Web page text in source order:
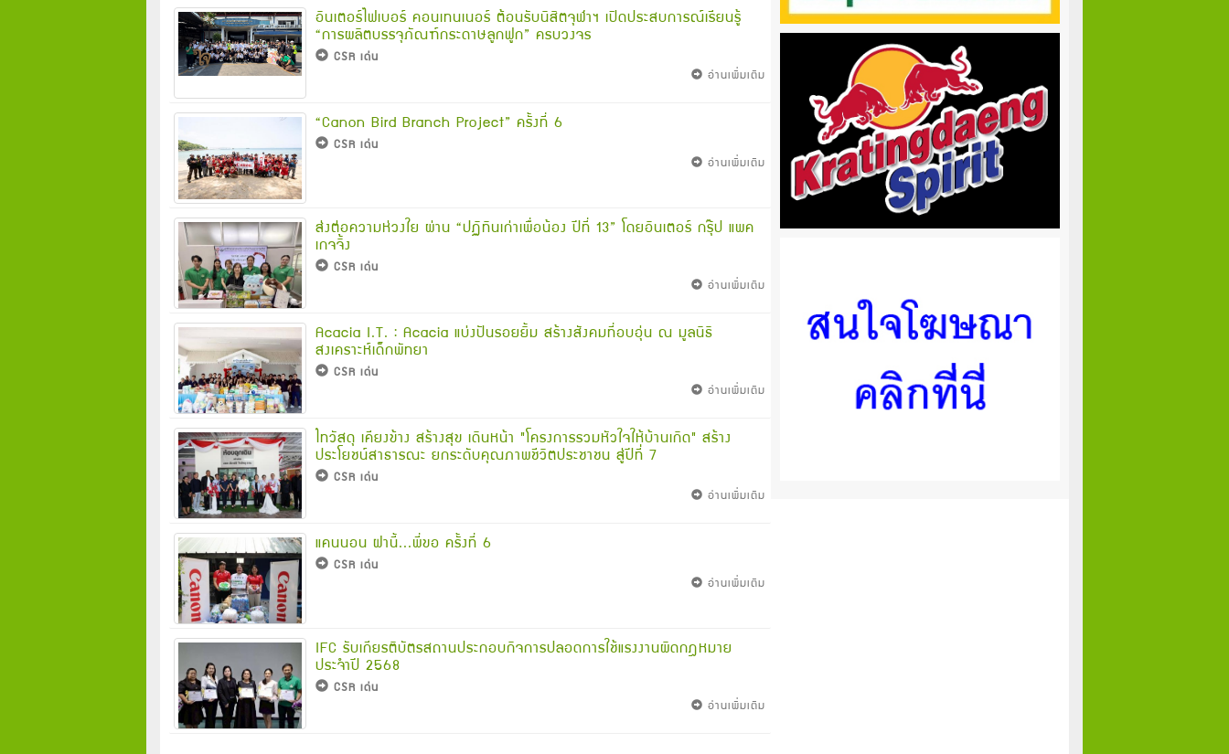
อินเตอร์ไฟเบอร์ คอนเทนเนอร์ ต้อนรับนิสิตจุฬาฯ เปิดประสบการณ์เรียนรู้
“การผลิตบรรจุภัณฑ์กระดาษลูกฟูก” ครบวงจร
CSR เด่น
อ่านเพิ่มเติม
“Canon Bird Branch Project” ครั้งที่ 6
CSR เด่น
อ่านเพิ่มเติม
ส่งต่อความห่วงใย ผ่าน “ปฏิทินเก่าเพื่อน้อง ปีที่ 13” โดยอินเตอร์ กรุ๊ป แพค
เกจจิ้ง
CSR เด่น
อ่านเพิ่มเติม
Acacia I.T. : Acacia แบ่งปันรอยยิ้ม สร้างสังคมที่อบอุ่น ณ มูลนิธิ
สงเคราะห์เด็กพัทยา
CSR เด่น
อ่านเพิ่มเติม
ไทวัสดุ เคียงข้าง สร้างสุข เดินหน้า "โครงการรวมหัวใจให้บ้านเกิด" สร้าง
ประโยชน์สาธารณะ ยกระดับคุณภาพชีวิตประชาชน สู่ปีที่ 7
CSR เด่น
อ่านเพิ่มเติม
แคนนอน ฝานี้...พี่ขอ ครั้งที่ 6
CSR เด่น
อ่านเพิ่มเติม
IFC รับเกียรติบัตรสถานประกอบกิจการปลอดการใช้แรงงานผิดกฎหมาย
ประจำปี 2568
CSR เด่น
อ่านเพิ่มเติม